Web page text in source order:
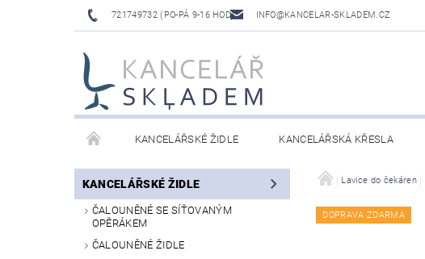
721749732 (PO-PÁ 9-16 HOD) INFO@KANCELAR-SKLADEM.CZ
KANCELÁŘSKÉ ŽIDLE KANCELÁŘSKÁ KŘESLA
LAVICE DO ČEKÁREN VÝŠKOVĚ NASTAVITELNÉ STOLY
KANCELÁŘSKÉ ŽIDLE
ČALOUNĚNÉ SE SÍŤOVANÝM
OPĚRÁKEM
ČALOUNĚNÉ ŽIDLE
Lavice do čekáren
DOPRAVA ZDARMA